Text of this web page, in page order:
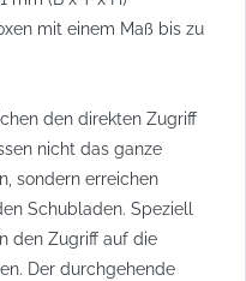
mit einem Maß bis zu
den direkten Zugriff
nicht das ganze
sondern erreichen
Schubladen. Speziell
den Zugriff auf die
Der durchgehende